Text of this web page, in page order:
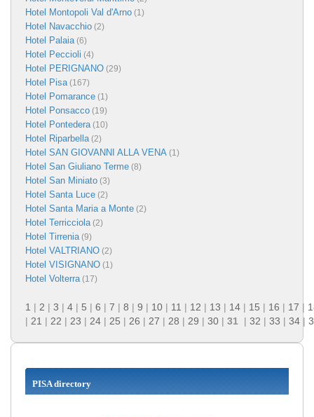
Hotel Montopoli Val d'Arno (1)
Hotel Navacchio (2)
Hotel Palaia (6)
Hotel Peccioli (4)
Hotel PERIGNANO (29)
Hotel Pisa (167)
Hotel Pomarance (1)
Hotel Ponsacco (19)
Hotel Pontedera (10)
Hotel Riparbella (2)
Hotel SAN GIOVANNI ALLA VENA (1)
Hotel San Giuliano Terme (8)
Hotel San Miniato (3)
Hotel Santa Luce (2)
Hotel Santa Maria a Monte (2)
Hotel Terricciola (2)
Hotel Tirrenia (9)
Hotel VALTRIANO (2)
Hotel VISIGNANO (1)
Hotel Volterra (17)
1 | 2 | 3 | 4 | 5 | 6 | 7 | 8 | 9 | 10 | 11 | 12 | 13 | 14 | 15 | 16 | 17 |
| 21 | 22 | 23 | 24 | 25 | 26 | 27 | 28 | 29 | 30 | 31 | 32 | 33 | 34 |
PISA directory